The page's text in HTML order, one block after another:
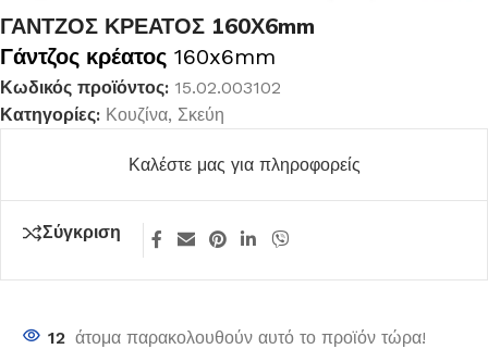
ΓΑΝΤΖΟΣ ΚΡΕΑΤΟΣ 160Χ6mm
Γάντζος κρέατος 160x6mm
Κωδικός προϊόντος: 15.02.003102
Κατηγορίες: Κουζίνα, Σκεύη
Καλέστε μας για πληροφορείς
Σύγκριση
12 άτομα παρακολουθούν αυτό το προϊόν τώρα!